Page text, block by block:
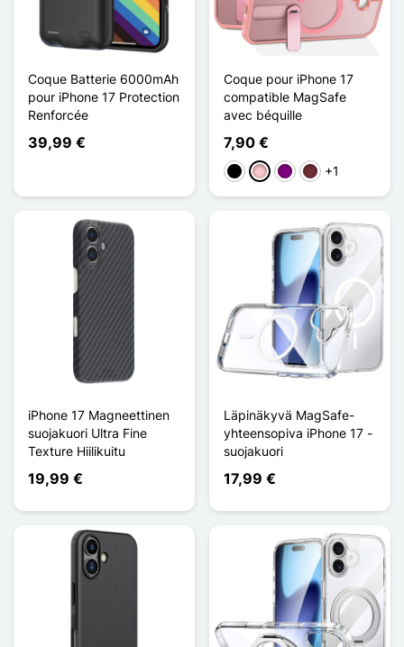
Coque Batterie 6000mAh
pour iPhone 17 Protection
Renforcée
39,99 €
Coque pour iPhone 17
compatible MagSafe
avec béquille
7,90 €
MustaPinkkiVioletRouge Vin
+1
iPhone 17 Magneettinen
suojakuori Ultra Fine
Texture Hiilikuitu
19,99 €
Läpinäkyvä MagSafe-
yhteensopiva iPhone 17 -
suojakuori
17,99 €